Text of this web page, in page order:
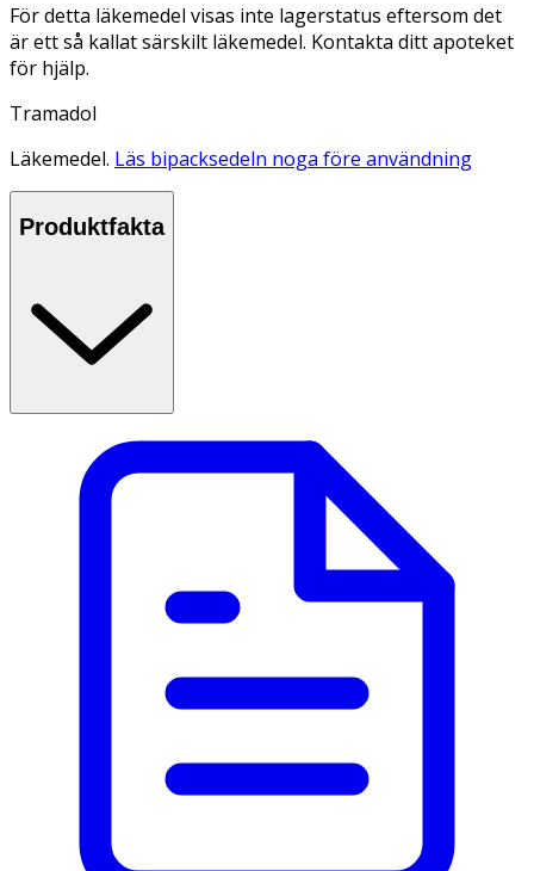
För detta läkemedel visas inte lagerstatus eftersom det
är ett så kallat särskilt läkemedel. Kontakta ditt apoteket
för hjälp.
Tramadol
Läkemedel. Läs bipacksedeln noga före användning
Produktfakta